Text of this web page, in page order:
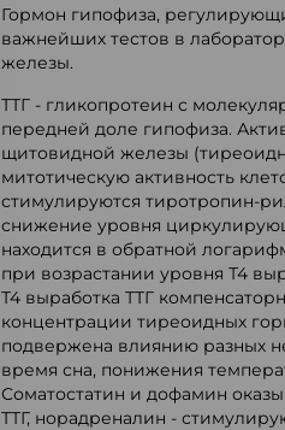
Гормон гипофиза,
важнейших тестов в
железы.
ТТГ - гликопротеин с
передней доле гипофиза.
щитовидной железы
митотическую активность
стимулируются тиротропин-
снижение уровня
находится в обратной
при возрастании уровня Т4
Т4 выработка ТТГ
концентрации тиреоидных
подвержена влиянию разных
время сна, понижения
Соматостатин и дофамин
ТТГ, норадреналин -